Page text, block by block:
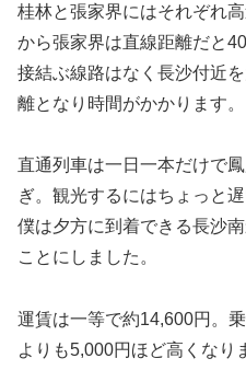
桂林と張家界にはそれぞれ
から張家界は直線距離だと
接結ぶ線路はなく長沙付近
離となり時間がかかります。
直通列車は一日一本だけで
ぎ。観光するにはちょっと
僕は夕方に到着できる長沙
ことにしました。
運賃は一等で約14,600円。
よりも5,000円ほど高くなり